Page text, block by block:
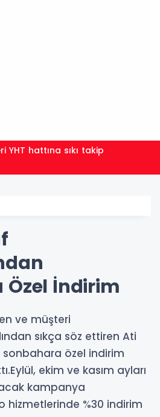
YHT hattına sıkı takip
Özel İndirim
ve müşteri
sıkça söz ettiren Ati
özel indirim
ekim ve kasım ayları
kampanya
hizmetlerinde %30 indirim